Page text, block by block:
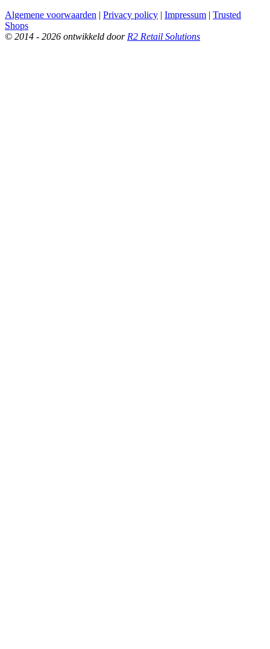
Algemene voorwaarden | Privacy policy | Impressum | Trusted
Shops
© 2014 - 2026 ontwikkeld door R2 Retail Solutions